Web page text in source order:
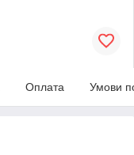
Оплата Умови